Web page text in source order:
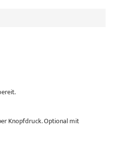
Knopfdruck. Optional mit